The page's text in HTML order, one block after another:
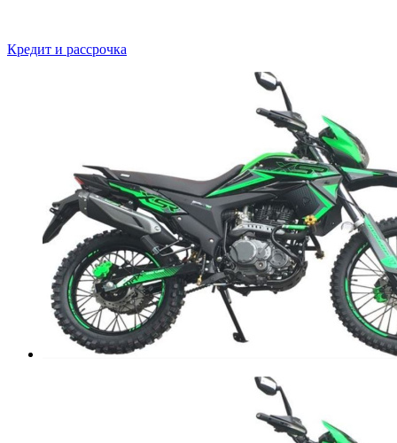
Кредит и рассрочка